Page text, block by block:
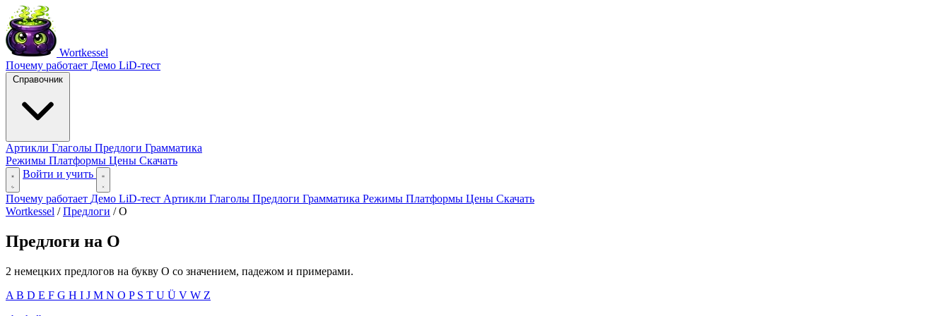
Wortkessel
Почему работает Демо LiD-тест
Справочник
Артикли Глаголы Предлоги Грамматика
Режимы Платформы Цены Скачать
Войти и учить
Почему работает Демо LiD-тест Артикли Глаголы Предлоги Грамматика Режимы Платформы Цены Скачать
Wortkessel / Предлоги / O
Предлоги на O
2 немецких предлогов на букву O со значением, падежом и примерами.
A B D E F G H I J M N O P S T U Ü V W Z